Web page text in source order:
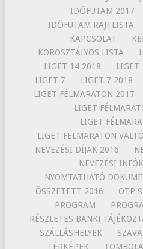
IDŐFUTAM 2017
IDŐFUTAM RAJTLISTA
KAPCSOLAT
KOROSZTÁLYOS LISTA
LIGET 14 2018
LIGET
LIGET 7
LIGET 7 2018
LIGET FÉLMARATON 2017
LIGET
LIGET
LIGET FÉLMARATON
NEVEZÉSI DÍJAK 2016
NEVEZÉSI INFÓK
NYOMTATHATÓ
ÖSSZETETT 2016
OTP
PROGRAM
RÉSZLETES BANKI
SZÁLLÁSHELYEK
TÉRKÉPEK
TOMBOLA